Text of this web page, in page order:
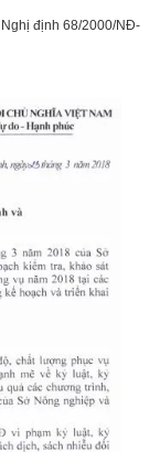
định 68/2000/NĐ-